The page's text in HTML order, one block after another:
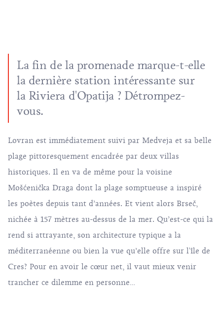
La fin de la promenade marque-t-elle
la dernière station intéressante sur
la Riviera d'Opatija ? Détrompez-
vous.
Lovran est immédiatement suivi par Medveja et sa belle
plage pittoresquement encadrée par deux villas
historiques. Il en va de même pour la voisine
Mošćenička Draga dont la plage somptueuse a inspiré
les poètes depuis tant d’années. Et vient alors Brseč,
nichée à 157 mètres au-dessus de la mer. Qu’est-ce qui la
rend si attrayante, son architecture typique a la
méditerranéenne ou bien la vue qu’elle offre sur l'île de
Cres? Pour en avoir le cœur net, il vaut mieux venir
trancher ce dilemme en personne…